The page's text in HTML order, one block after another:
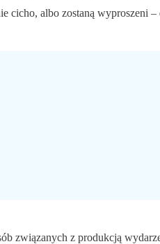
cicho, albo zostaną wyproszeni
związanych z produkcją